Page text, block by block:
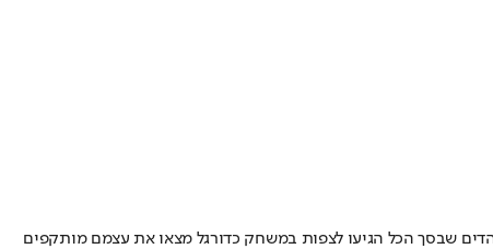
שבסך הכל הגיעו לצפות במשחק כדורגל מצאו את עצמם מותקפים